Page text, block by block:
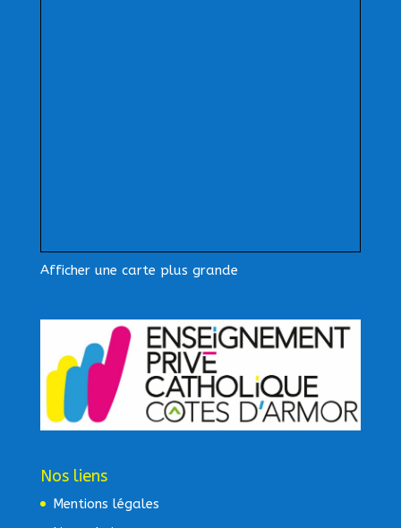
Afficher une carte plus grande
Nos liens
Mentions légales